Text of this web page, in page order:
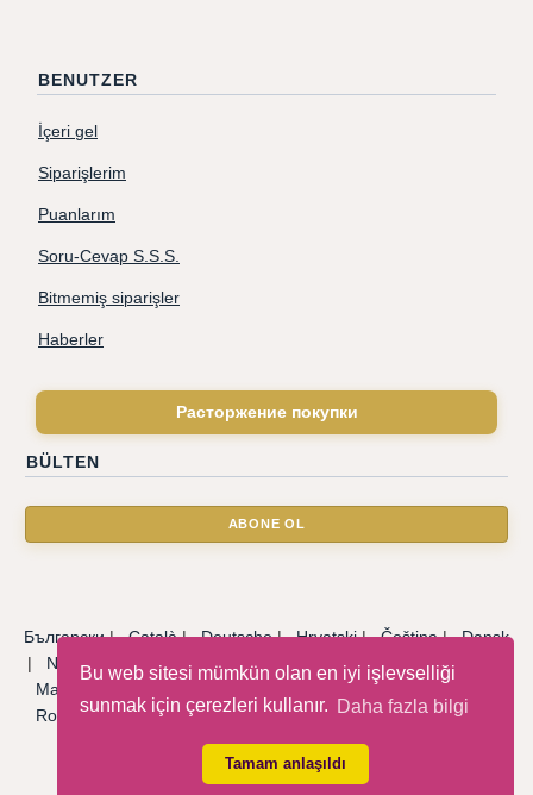
Bu web sitesi mümkün olan en iyi işlevselliği
sunmak için çerezleri kullanır. Daha fazla bilgi
Tamam anlaşıldı
BENUTZER
İçeri gel
Siparişlerim
Puanlarım
Soru-Cevap S.S.S.
Bitmemiş siparişler
Haberler
Расторжение покупки
BÜLTEN
Български|Català|Deutsche|Hrvatski|Čeština|Dansk
| Nederlandse |English| Eesti keel Français |Ελληνικά
Magyar
Polski Português
Română|Русский |Српски|Slovenský| Slovenščina
Español|Svenska|Türkçe